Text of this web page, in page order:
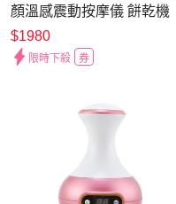
顏溫感震動按摩儀 餅乾機
AE0048美容儀 刮痧提拉 臉
部按摩器
$1980
限時下殺 券